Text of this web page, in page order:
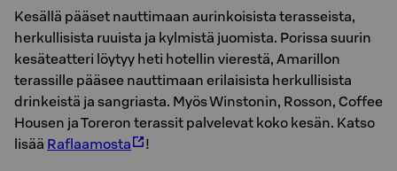
Kesällä pääset nauttimaan aurinkoisista terasseista,
herkullisista ruuista ja kylmistä juomista. Porissa suurin
kesäteatteri löytyy heti hotellin vierestä, Amarillon
terassille pääsee nauttimaan erilaisista herkullisista
drinkeistä ja sangriasta. Myös Winstonin, Rosson, Coffee
Housen ja Toreron terassit palvelevat koko kesän. Katso
lisää Raflaamosta !